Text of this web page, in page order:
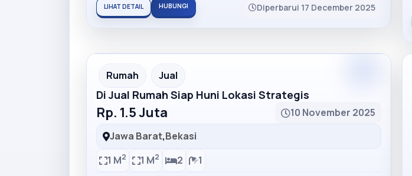
LIHAT DETAIL HUBUNGI Diperbarui 17 December 2025
Partner Ad
Rumah Jual
Di Jual Rumah Siap Huni Lokasi Strategis
Rp. 1.5 Juta
10 November 2025
Jawa Barat,Bekasi
1 M2 1 M2 2 1